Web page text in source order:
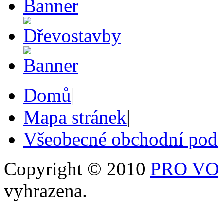
Domů|
Mapa stránek|
Všeobecné obchodní
Copyright © 2010 PRO
vyhrazena.